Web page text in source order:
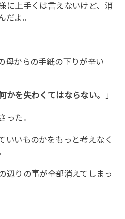
に上手くは言えないけど、消
だよ。
母からの手紙の下りが辛い
かを失わくてはならない。」
った。
いいものかをもっと考えなく
辺りの事が全部消えてしまっ